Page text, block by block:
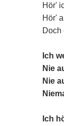
Hör'
Hör'
Doch
Ich
Nie
Nie
Ich